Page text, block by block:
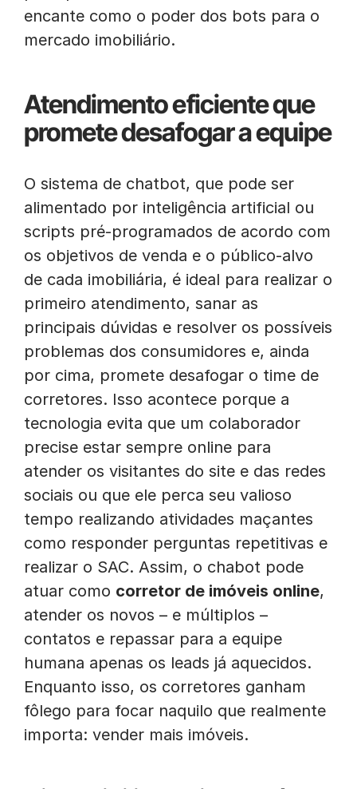
encante como o poder dos bots para o
mercado imobiliário.
Atendimento eficiente que
promete desafogar a equipe
O sistema de chatbot, que pode ser
alimentado por inteligência artificial ou
scripts pré-programados de acordo com
os objetivos de venda e o público-alvo
de cada imobiliária, é ideal para realizar o
primeiro atendimento, sanar as
principais dúvidas e resolver os possíveis
problemas dos consumidores e, ainda
por cima, promete desafogar o time de
corretores. Isso acontece porque a
tecnologia evita que um colaborador
precise estar sempre online para
atender os visitantes do site e das redes
sociais ou que ele perca seu valioso
tempo realizando atividades maçantes
como responder perguntas repetitivas e
realizar o SAC. Assim, o chabot pode
atuar como corretor de imóveis online,
atender os novos – e múltiplos –
contatos e repassar para a equipe
humana apenas os leads já aquecidos.
Enquanto isso, os corretores ganham
fôlego para focar naquilo que realmente
importa: vender mais imóveis.